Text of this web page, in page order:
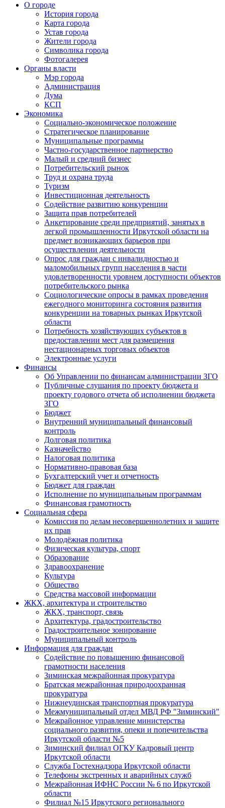
О городе
История города
Карта города
Устав города
Жители города
Символика города
Фотогалерея
Органы власти
Мэр города
Администрация
Дума
КСП
Экономика
Социально-экономическое положение
Стратегическое планирование
Муниципальные программы
Частно-государственное партнерство
Малый и средний бизнес
Потребительский рынок
Труд и охрана труда
Туризм
Инвестиционная деятельность
Содействие развитию конкуренции
Защита прав потребителей
Анкетирование среди предприятий, занятых в
легкой промышленности Иркутской области на
предмет возникающих барьеров при
осуществлении деятельности
Опрос для граждан с инвалидностью и
маломобильных групп населения в части
удовлетворенности уровнем доступности объектов
потребительского рынка
Социологические опросы в рамках проведения
ежегодного мониторинга состояния развития
конкуренции на товарных рынках Иркутской
области
Потребность хозяйствующих субъектов в
предоставлении мест для размещения
нестационарных торговых объектов
Электронные услуги
Финансы
Об Управлении по финансам администрации ЗГО
Публичные слушания по проекту бюджета и
проекту годового отчета об исполнении бюджета
ЗГО
Бюджет
Внутренний муниципальный финансовый
контроль
Долговая политика
Казначейство
Налоговая политика
Нормативно-правовая база
Бухгалтерский учет и отчетность
Бюджет для граждан
Исполнение по муниципальным программам
Финансовая грамотность
Социальная сфера
Комиссия по делам несовершеннолетних и защите
их прав
Молодёжная политика
Физическая культура, спорт
Образование
Здравоохранение
Культура
Общество
Средства массовой информации
ЖКХ, архитектура и строительство
ЖКХ, транспорт, связь
Архитектура, градостроительство
Градостроительное зонирование
Муниципальный контроль
Информация для граждан
Содействие по повышению финансовой
грамотности населения
Зиминская межрайонная прокуратура
Братская межрайонная природоохранная
прокуратура
Нижнеудинская транспортная прокуратура
Межмуниципальный отдел МВД РФ "Зиминский"
Межрайонное управление министерства
социального развития, опеки и попечительства
Иркутской области №5
Зиминский филиал ОГКУ Кадровый центр
Иркутской области
Служба Гостехнадзора Иркутской области
Телефоны экстренных и аварийных служб
Межрайонная ИФНС России № 6 по Иркутской
области
Филиал №15 Иркутского регионального